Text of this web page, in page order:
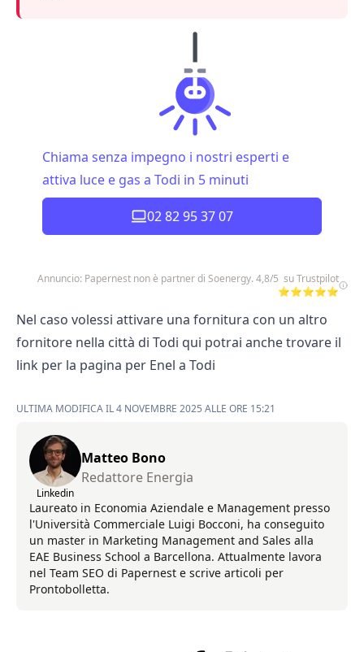
Chiama senza impegno i nostri esperti e
attiva luce e gas a Todi in 5 minuti
02 82 95 37 07
Annuncio: Papernest non è partner di Soenergy. 4,8/5 su Trustpilot
⭐⭐⭐⭐⭐
Nel caso volessi attivare una fornitura con un altro
fornitore nella città di Todi qui potrai anche trovare il
link per la pagina per Enel a Todi
ULTIMA MODIFICA IL 4 NOVEMBRE 2025 ALLE ORE 15:21
Linkedin
Matteo Bono
Redattore Energia
Laureato in Economia Aziendale e Management presso
l'Università Commerciale Luigi Bocconi, ha conseguito
un master in Marketing Management and Sales alla
EAE Business School a Barcellona. Attualmente lavora
nel Team SEO di Papernest e scrive articoli per
Prontobolletta.